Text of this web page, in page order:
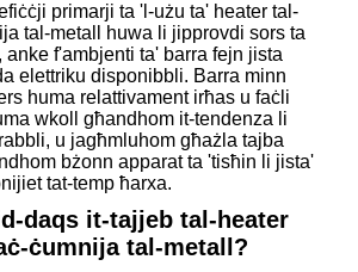
primarji ta 'l-użu ta' heater tal-
tal-metall huwa li jipprovdi sors ta
f'ambjenti ta' barra fejn jista
elettriku disponibbli. Barra minn
huma relattivament irħas u faċli
wkoll għandhom it-tendenza li
u jagħmluhom għażla tajba
bżonn apparat ta 'tisħin li jista'
tat-temp ħarxa.
daqs it-tajjeb tal-heater
ċumnija tal-metall?